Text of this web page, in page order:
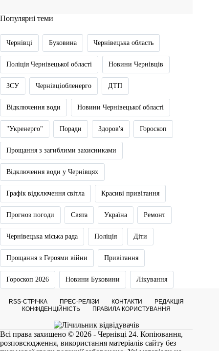
Популярні теми
Чернівці Буковина Чернівецька область
Поліція Чернівецької області Новини Чернівців
ЗСУ Чернівціобленерго ДТП
Відключення води Новини Чернівецької області
"Укренерго" Поради Здоров'я Гороскоп
Прощання з загиблими захисниками
Відключення води у Чернівцях
Графік відключення світла Красиві привітання
Прогноз погоди Свята Україна Ремонт
Чернівецька міська рада Поліція Діти
Прощання з Героями війни Привітання
Гороскоп 2026 Новини Буковини Лікування
RSS-СТРІЧКА ПРЕС-РЕЛІЗИ КОНТАКТИ
РЕДАКЦІЯ
КОНФІДЕНЦІЙНІСТЬ
ПРАВИЛА КОРИСТУВАННЯ
Всі права захищено © 2026 - Чернівці 24. Копіювання,
розповсюдження, використання матеріалів сайту без